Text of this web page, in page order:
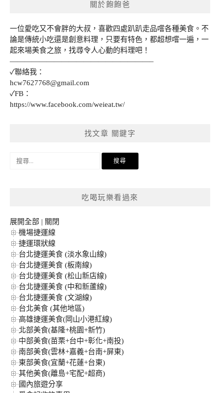
關於飽飽爸
一位愛吃又不會胖的大叔，喜歡四處趴趴走品嚐各種美食。不
論是傳統小吃還是創意料理，只要有特色，都超想嚐一遍，一
起來場美食之旅，找尋令人心動的料理吧！
———————————————————–
✓聯絡我：
hcw7627768@gmail.com
✓FB：
https://www.facebook.com/weieat.tw/
找文章 關鍵字
搜
吃喝玩樂看過來
展開全部 | 關閉
機場捷運線
捷運環狀線
台北捷運美食 (淡水象山線)
台北捷運美食 (板南線)
台北捷運美食 (松山新店線)
台北捷運美食 (中和新蘆線)
台北捷運美食 (文湖線)
台北美食 (其他地區)
高雄捷運美食(岡山小港紅線)
北部美食(基隆+桃園+新竹)
中部美食(苗栗+台中+彰化+南投)
南部美食(雲林+嘉義+台南+屏東)
東部美食(宜蘭+花蓮+台東)
其他美食(離島+宅配+超商)
國內旅遊分享